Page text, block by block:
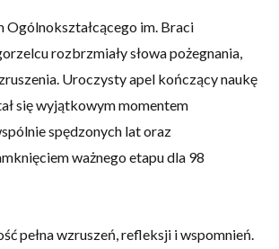
Ogólnokształcącego im. Braci
rozbrzmiały słowa pożegnania,
Uroczysty apel kończący naukę
się wyjątkowym momentem
spędzonych lat oraz
ważnego etapu dla 98
pełna wzruszeń, refleksji i wspomnień.